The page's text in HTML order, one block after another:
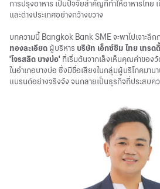
การปรุงอาหาร เป็นปัจจัยสำคัญที่ทำให้อาหารไทย
และต่างประเทศอย่างกว้างขวาง
บทความนี้ Bangkok Bank SME จะพาไปเจาะลึ
ทองละเอียด ผู้บริหาร บริษัท เอ็กซ์ซิม ไทย เทรด
'โจรสลิด บางบ่อ' ที่เริ่มต้นจากเล็งเห็นคุณค่าของ
ในอำเภอบางบ่อ ซึ่งมีชื่อเสียงในกลุ่มผู้บริโภคมาน
แบรนด์อย่างจริงจัง จนกลายเป็นธุรกิจที่ประสบค